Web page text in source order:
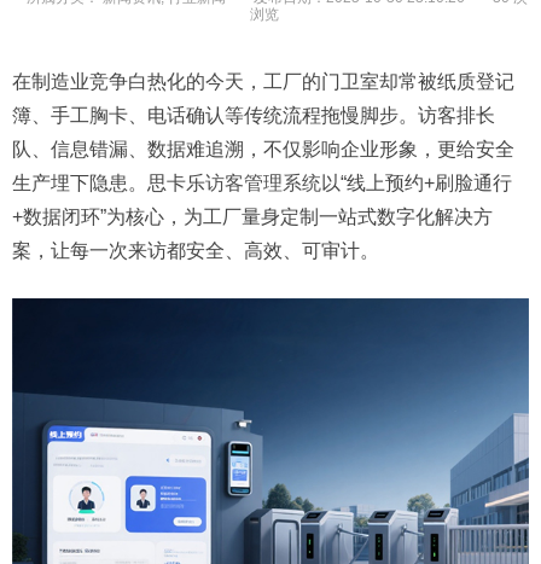
浏览
在制造业竞争白热化的今天，工厂的门卫室却常被纸质登记
簿、手工胸卡、电话确认等传统流程拖慢脚步。访客排长
队、信息错漏、数据难追溯，不仅影响企业形象，更给安全
生产埋下隐患。思卡乐访客管理系统以“线上预约+刷脸通行
+数据闭环”为核心，为工厂量身定制一站式数字化解决方
案，让每一次来访都安全、高效、可审计。